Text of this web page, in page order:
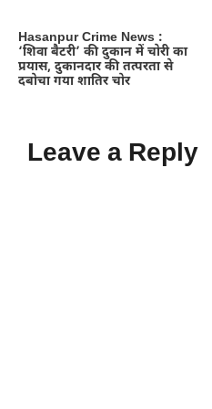
Hasanpur Crime News :
‘शिवा बैटरी’ की दुकान में चोरी का
प्रयास, दुकानदार की तत्परता से
दबोचा गया शातिर चोर
Leave a Reply